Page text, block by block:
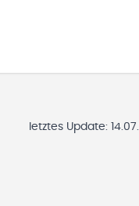
letztes Update: